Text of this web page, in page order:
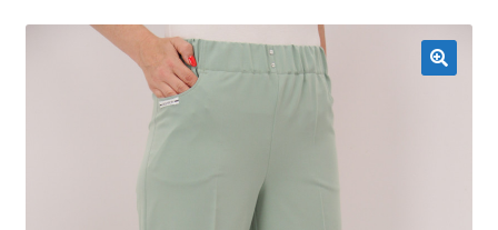
Оплата та доставка